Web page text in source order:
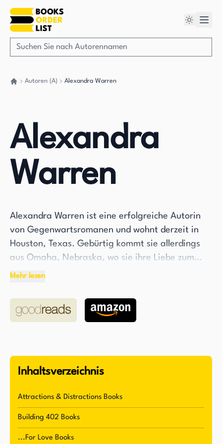
Autoren (A) Alexandra Warren
Alexandra
Warren
Alexandra Warren ist eine erfolgreiche Autorin
von Gegenwartsromanen und wohnt derzeit in
Houston, Texas. Gebürtig kommt sie allerdings
aus Omaha, Nebraska, wo sie ihre Liebe zum
Schreiben und ihre Leidenschaft, schwarze Liebe
über dreißig Werken hat Warren einen
bedeutenden Beitrag zur Romantic-Genre
stellt.
übertroffen von ihrer Liebe zum Reisen, Zeit mit
der Familie zu verbringen, Sport zu schauen und
ihre DVR zu leeren. Sie ist eine vielseitige
Persönlichkeit, die ihre einzigartigen
Mehr lesen
Inhaltsverzeichnis
Attractions & Distractions Books
Building 402 Books
...For Love Books